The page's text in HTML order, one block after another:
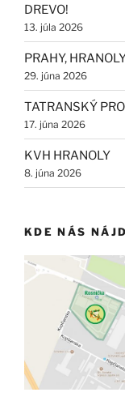
DREVO!
13. júla 2026
PRAHY,
29. júna 2026
TATRANSKÝ
17. júna 2026
KVH HRANOLY
8. júna 2026
KDE NÁS